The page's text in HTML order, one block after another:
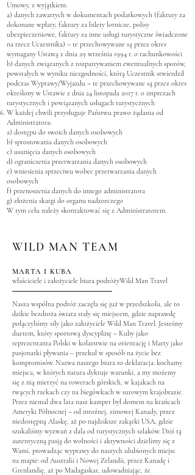
Umowy, z wyjątkiem:
a) danych zawartych w dokumentach podatkowych (faktury za
dokonane wpłaty, faktury za bilety lotnicze, polisy
ubezpieczeniowe, faktury za inne usługi turystyczne świadczone
na rzecz Uczestnika) – te przechowywane są przez okres
wymagany Ustawą z dnia 29 września 1994 r. o rachunkowości
b) danych związanych z rozpatrywaniem ewentualnych sporów,
powstałych w wyniku niezgodności, którą Uczestnik stwierdził
podczas Wyprawy/Wyjazdu – te przechowywane są przez okres
określony w Ustawie z dnia 24 listopada 2017 r. o imprezach
turystycznych i powiązanych usługach turystycznych
W każdej chwili przysługuje Państwu prawo żądania od
Administratora:
a) dostępu do swoich danych osobowych
b) sprostowania danych osobowych
c) usunięcia danych osobowych
d) ograniczenia przetwarzania danych osobowych
e) wniesienia sprzeciwu wobec przetwarzania danych
osobowych
f) przenoszenia danych do innego administratora
g) złożenia skargi do organu nadzorczego
W tym celu należy skontaktować się z Administratorem.
WILD MAN TEAM
MARTA I KUBA
właściciele i założyciele biura podróżyWild Man Travel
Nasza wspólna podróż zaczęła się już w przedszkolu, ale to
dzikie bezdroża świata stały się miejscem, gdzie naprawdę
połączyliśmy siły jako założyciele Wild Man Travel. Jesteśmy
duetem, który sportową dyscyplinę – Kuby jako
reprezentanta Polski w kolarstwie na orientację i Marty jako
pasjonatki pływania – przekuł w sposób na życie bez
kompromisów. Nazwa naszego biura to deklaracja: kochamy
miejsca, w których natura dyktuje warunki, a my możemy
się z nią mierzyć na rowerach górskich, w kajakach na
rwących rzekach czy na biegówkach w surowym krajobrazie.
Przez niemal dwa lata nasz kamper był domem na krańcach
Ameryki Północnej – od mroźnej, zimowej Kanady, przez
niedostępną Alaskę, aż po najdziksze zakątki USA, gdzie
szukaliśmy wyzwań z dala od turystycznych szlaków. Dziś tą
autentyczną pasją do wolności i aktywności dzielimy się z
Wami, prowadząc wyprawy do naszych ulubionych miejsc
na mapie: od Australii i Nowej Zelandii, przez Kanadę i
Grenlandię, aż po Madagaskar, udowadniając, że